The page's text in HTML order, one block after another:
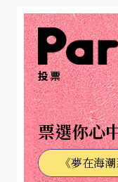
團的作品、十一
包括《人聲》、
場景》、《納粹
劇》和《安東尼
錄，供參加者觀
得討論、觀點交
投票
票選你心
《夢在海潮